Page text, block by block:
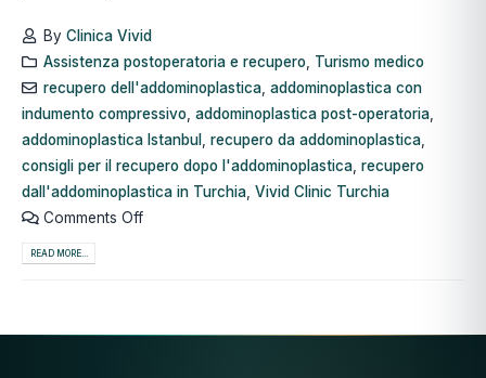
By Clinica Vivid
Assistenza postoperatoria e recupero
Turismo medico
recupero dell'addominoplastica, addominoplastica con
indumento compressivo addominoplastica post-operatoria
addominoplastica Istanbul
recupero da addominoplastica
consigli per il recupero dopo l'addominoplastica recupero
dall'addominoplastica in Turchia Vivid Clinic Turchia
Comments Off
READ MORE...